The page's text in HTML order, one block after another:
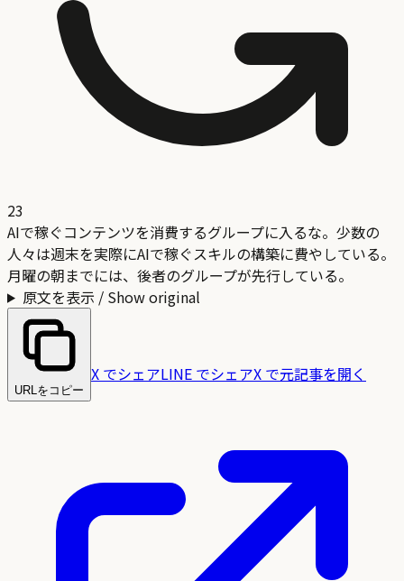
23
AIで稼ぐコンテンツを消費するグループに入るな。少数の
人々は週末を実際にAIで稼ぐスキルの構築に費やしている。
月曜の朝までには、後者のグループが先行している。
原文を表示 / Show original
URLをコピー
X でシェアLINE でシェアX で元記事を開く